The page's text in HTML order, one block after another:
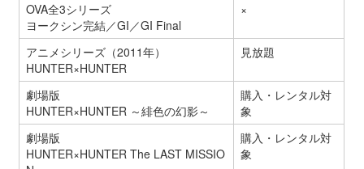
OVA全3シリーズ
ヨークシン完結／GI／GI Final
×
アニメシリーズ（2011年）
HUNTER×HUNTER
見放題
劇場版
HUNTER×HUNTER ～緋色の幻影～
購入・レンタル対
象
劇場版
HUNTER×HUNTER The LAST MISSIO
購入・レンタル対
象